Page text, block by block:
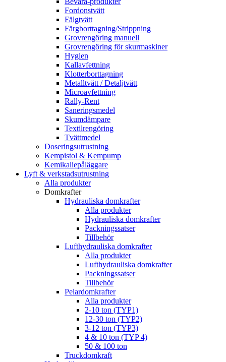
Fordonstvätt
Fälgtvätt
Färgborttagning/Strippning
Grovrengöring manuell
Grovrengöring för skurmaskiner
Hygien
Kallavfettning
Klotterborttagning
Metalltvätt / Detaljtvätt
Microavfettning
Rally-Rent
Saneringsmedel
Skumdämpare
Textilrengöring
Tvättmedel
Doseringsutrustning
Kempistol & Kempump
Kemikaliepåläggare
Lyft & verkstadsutrustning
Alla produkter
Domkrafter
Hydrauliska domkrafter
Alla produkter
Hydrauliska domkrafter
Packningssatser
Tillbehör
Lufthydrauliska domkrafter
Alla produkter
Lufthydrauliska domkrafter
Packningssatser
Tillbehör
Pelardomkrafter
Alla produkter
2-10 ton (TYP1)
12-30 ton (TYP2)
3-12 ton (TYP3)
4 & 10 ton (TYP 4)
50 & 100 ton
Truckdomkraft